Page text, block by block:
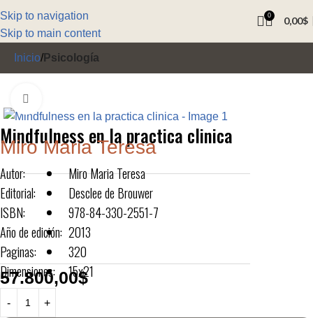
Skip to navigation
Skip to main content
0 0,00$
Inicio Psicología
Mindfulness en la practica clinica
Miro Maria Teresa
Autor:
Editorial:
ISBN:
Año de edición:
Paginas:
Dimensiones:
Miro Maria Teresa
Desclee de Brouwer
978-84-330-2551-7
2013
320
15x21
57.800,00$